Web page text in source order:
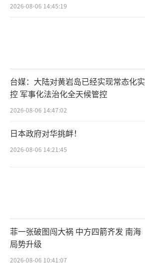
2026-08-06 14:45:19
台媒：大陆对黄岩岛已经实现常态化实
控 军事化法治化全天候管控
2026-08-06 14:47:02
日本政府对华挑衅！
2026-08-06 14:21:45
菲一张破图闯大祸 中方四箭齐发 南海
局势升级
2026-08-06 10:41:07